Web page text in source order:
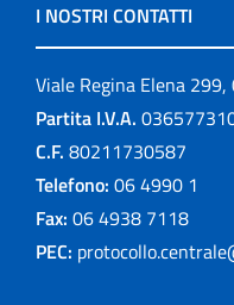
I NOSTRI CONTATTI
Viale Regina Elena
Partita I.V.A.
C.F. 80211730587
Telefono: 06 4990 1
Fax: 06 4938 7118
PEC: